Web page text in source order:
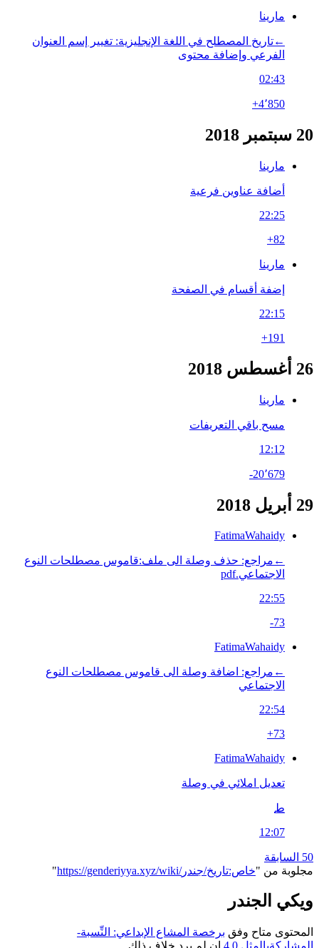
مارينا
←‏تاريخ المصطلح في اللغة الإنجليزية: تغيير إسم العنوان
الفرعي وإضافة محتوى
02:43
+4٬850
20 سبتمبر 2018
مارينا
أضافة عناوين فرعية
22:25
+82
مارينا
إضفة أقسام في الصفحة
22:15
+191
26 أغسطس 2018
مارينا
مسح باقي التعريفات
12:12
-20٬679
29 أبريل 2018
FatimaWahaidy
←‏مراجع: حذف وصلة الى ملف:قاموس مصطلحات النوع
الاجتماعي.pdf
22:55
-73
FatimaWahaidy
←‏مراجع: اضافة وصلة الى قاموس مصطلحات النوع
الاجتماعي
22:54
+73
FatimaWahaidy
تعديل املائي في وصلة
ط
12:07
50 السابقة
مجلوبة من "https://genderiyya.xyz/wiki/خاص:تاريخ/جندر "
ويكي الجندر
المحتوى متاح وفق برخصة المشاع الإبداعي: النِّسبة-